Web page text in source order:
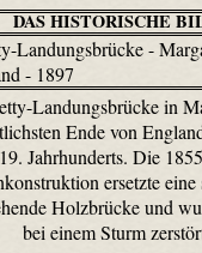
DAS HISTORISCHE
Landungsbrücke in
Ende von
Jahrhunderts. Die
ersetzte eine
Holzbrücke und
bei einem Sturm